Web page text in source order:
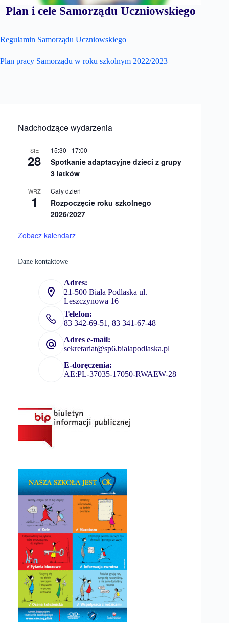
Plan i cele Samorządu Uczniowskiego
Regulamin Samorządu Uczniowskiego
Plan pracy Samorządu w roku szkolnym 2022/2023
Nadchodzące wydarzenia
SIE
28
15:30 - 17:00
Spotkanie adaptacyjne dzieci z grupy
3 latków
WRZ
1
Cały dzień
Rozpoczęcie roku szkolnego
2026/2027
Zobacz kalendarz
Dane kontaktowe
Adres:
21-500 Biała Podlaska ul.
Leszczynowa 16
Telefon:
83 342-69-51, 83 341-67-48
Adres e-mail:
sekretariat@sp6.bialapodlaska.pl
E-doręczenia:
AE:PL-37035-17050-RWAEW-28